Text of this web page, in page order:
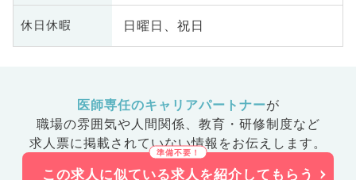
休日休暇 日曜日、祝日
医師専任のキャリアパートナーが
職場の雰囲気や人間関係、 教育・研修制度など
求人票に掲載されていない情報をお伝えします。
この求人に似ている求人を紹介してもらう